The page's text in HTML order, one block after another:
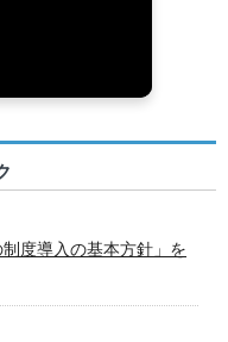
度導入の基本方針」を